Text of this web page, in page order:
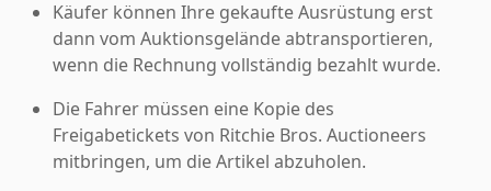
Käufer können Ihre gekaufte Ausrüstung erst
dann vom Auktionsgelände abtransportieren,
wenn die Rechnung vollständig bezahlt wurde.
Die Fahrer müssen eine Kopie des
Freigabetickets von Ritchie Bros. Auctioneers
mitbringen, um die Artikel abzuholen.